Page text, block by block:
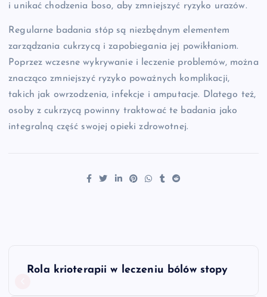
i unikać chodzenia boso, aby zmniejszyć ryzyko urazów.
Regularne badania stóp są niezbędnym elementem
zarządzania cukrzycą i zapobiegania jej powikłaniom.
Poprzez wczesne wykrywanie i leczenie problemów, można
znacząco zmniejszyć ryzyko poważnych komplikacji,
takich jak owrzodzenia, infekcje i amputacje. Dlatego też,
osoby z cukrzycą powinny traktować te badania jako
integralną część swojej opieki zdrowotnej.
NRola krioterapii w leczeniu bólów stopy